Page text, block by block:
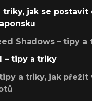
triky, jak se
Shadows – tipy a
– tipy a triky
a triky, jak přežít